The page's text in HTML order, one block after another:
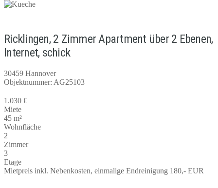
Ricklingen, 2 Zimmer Apartment über 2 Ebenen,
Internet, schick
30459 Hannover
Objektnummer: AG25103
1.030 €
Miete
45 m²
Wohnfläche
2
Zimmer
3
Etage
Mietpreis inkl. Nebenkosten, einmalige Endreinigung 180,- EUR